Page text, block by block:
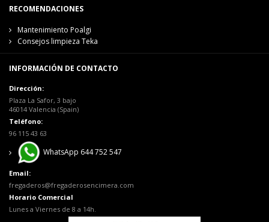
RECOMENDACIONES
Mantenimiento Poalgi
Consejos limpieza Teka
INFORMACIÓN DE CONTACTO
Dirección:
Plaza La Safor, 3 bajo
46014 Valencia (Spain)
Teléfono:
96 115 43 63
WhatsApp 644 752 547
Email:
fregaderos@fregaderosencimera.com
Horario Comercial
Lunes a Viernes de 8 a 14h.